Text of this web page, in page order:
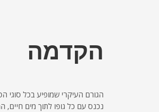
הקדמה
הגורם העיקרי שמופיע בכל
נכנס עם כל גופו לתוך מים חיים,